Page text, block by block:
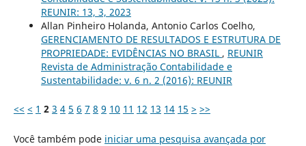
REUNIR: 13, 3, 2023
Allan Pinheiro Holanda, Antonio Carlos Coelho,
GERENCIAMENTO DE RESULTADOS E ESTRUTURA DE
PROPRIEDADE: EVIDÊNCIAS NO BRASIL , REUNIR
Revista de Administração Contabilidade e
Sustentabilidade: v. 6 n. 2 (2016): REUNIR
<< < 1 2 3 4 5 6 7 8 9 10 11 12 13 14 15 > >>
Você também pode iniciar uma pesquisa avançada por